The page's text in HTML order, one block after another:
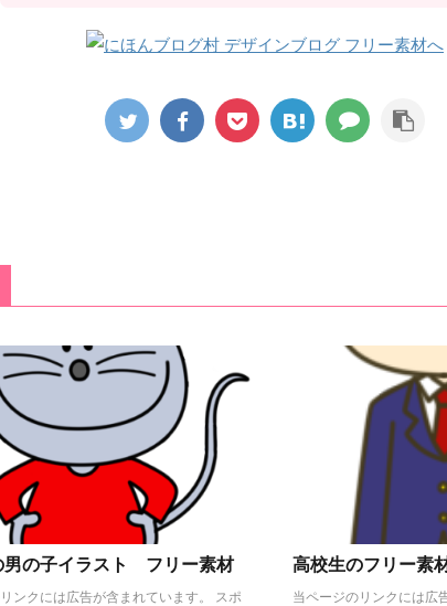
男の子イラスト フリー素材
ンクには広告が含まれています。 スポ
高校生のフリー素
当ページのリンクには広